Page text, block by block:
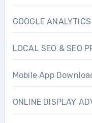
GOOGLE ANALYTICS
LOCAL SEO & SEO
Mobile App
ONLINE DISPLAY